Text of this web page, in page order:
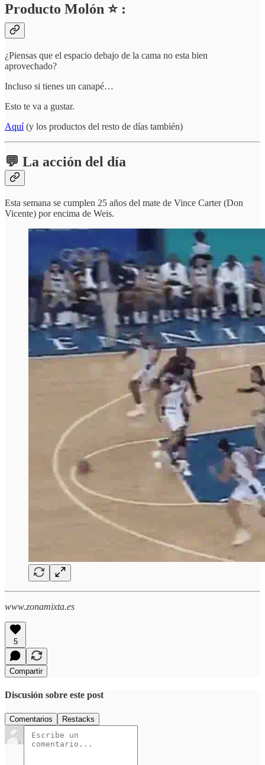
Producto Molón ⭐ :
¿Piensas que el espacio debajo de la cama no esta bien
aprovechado?
Incluso si tienes un canapé…
Esto te va a gustar.
Aquí(y los productos del resto de días también)
💬 La acción del día
Esta semana se cumplen 25 años del mate de Vince Carter (Don
Vicente) por encima de Weis.
www.zonamixta.es
5
Compartir
Discusión sobre este post
Comentarios Restacks